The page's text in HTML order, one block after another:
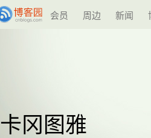
会员 周边 新闻
卡冈图雅